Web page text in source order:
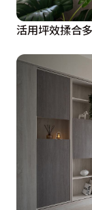
活用坪效揉合